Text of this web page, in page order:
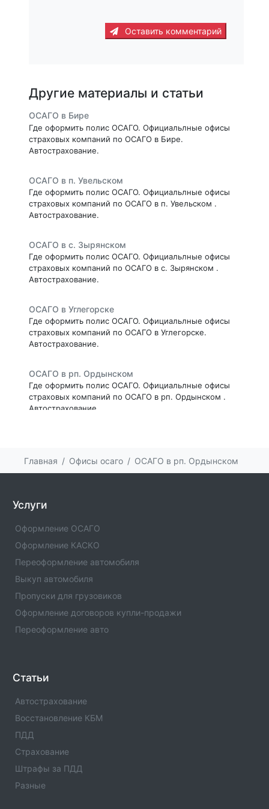
Оставить комментарий
Другие материалы и статьи
ОСАГО в Бире
Где оформить полис ОСАГО. Официальлные офисы
страховых компаний по ОСАГО в Бире.
Автострахование.
ОСАГО в п. Увельском
Где оформить полис ОСАГО. Официальлные офисы
страховых компаний по ОСАГО в п. Увельском .
Автострахование.
ОСАГО в с. Зырянском
Где оформить полис ОСАГО. Официальлные офисы
страховых компаний по ОСАГО в с. Зырянском .
Автострахование.
ОСАГО в Углегорске
Где оформить полис ОСАГО. Официальлные офисы
страховых компаний по ОСАГО в Углегорске.
Автострахование.
ОСАГО в рп. Ордынском
Где оформить полис ОСАГО. Официальлные офисы
страховых компаний по ОСАГО в рп. Ордынском .
Автострахование.
страховых компаний по ОСАГО в пгт. Умбе .
Автострахование.
ОСАГО в рп. Больших Вяземах
страховых компаний по ОСАГО в рп. Больших
ОСАГО в с. Рождествене
Где оформить полис ОСАГО. Официальлные офисы
Автострахование.
ОСАГО в п.
Где оформить полис ОСАГО. Официальлные офисы
страховых компаний по ОСАГО в с. Карпогорах .
Автострахование.
Где оформить полис ОСАГО. Официальлные офисы
страховых компаний по ОСАГО в п. Ванино .
Главная Офисы осаго ОСАГО в рп. Ордынском
Услуги
Оформление ОСАГО
Оформление КАСКО
Переоформление автомобиля
Выкуп автомобиля
Пропуски для грузовиков
Оформление договоров купли-продажи
Переоформление авто
Статьи
Автострахование
Восстановление КБМ
ПДД
Страхование
Штрафы за ПДД
Разные